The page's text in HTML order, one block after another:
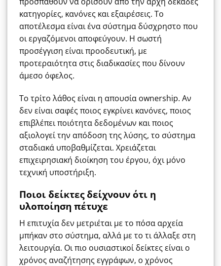
κατηγορίες, κανόνες και εξαιρέσεις. Το
αποτέλεσμα είναι ένα σύστημα δύσχρηστο που
οι εργαζόμενοι αποφεύγουν. Η σωστή
προσέγγιση είναι προοδευτική, με
προτεραιότητα στις διαδικασίες που δίνουν
άμεσο όφελος.
Το τρίτο λάθος είναι η απουσία ownership. Αν
δεν είναι σαφές ποιος εγκρίνει κανόνες, ποιος
επιβλέπει ποιότητα δεδομένων και ποιος
αξιολογεί την απόδοση της λύσης, το σύστημα
σταδιακά υποβαθμίζεται. Χρειάζεται
επιχειρησιακή διοίκηση του έργου, όχι μόνο
τεχνική υποστήριξη.
Ποιοι δείκτες δείχνουν ότι η
υλοποίηση πέτυχε
Η επιτυχία δεν μετριέται με το πόσα αρχεία
μπήκαν στο σύστημα, αλλά με το τι άλλαξε στη
λειτουργία. Οι πιο ουσιαστικοί δείκτες είναι ο
χρόνος αναζήτησης εγγράφων, ο χρόνος